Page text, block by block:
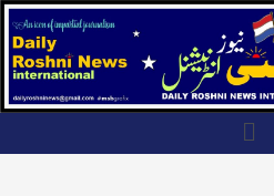
Skip
content
Menu